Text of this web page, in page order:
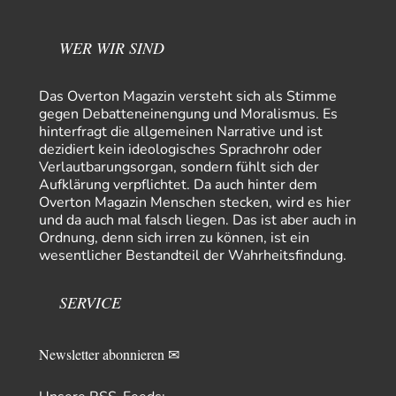
nur . Aber es ist vielleicht, wie…
Helmut Schelsky – Der Mann, der den Marxismus überlebte
> Eine schwammige Kritik, die nicht an der Theorie nachweist, dass die
fehlerhaft oder unvollständig…
Conradvor 10 Stunden zu:
Entkernen, Umfunktionieren und (feindlich) Übernehmen
Die NATO-Manöver gibt es noch. Mehr, als, zuvor, größere, nur eben jetzt
ein paar tausend…
Torstenvor 21 Stunden zu:
Urteil des Bundesverwaltungsgerichts zur ewigen
Geheimhaltung
erschafft bessere Feinde als…
"Art. 20,1 GG: „Die Bundesrepublik Deutschland ist ein demokratischer
WER WIR SIND
Das Overton Magazin versteht sich als Stimme
gegen Debatteneinengung und Moralismus. Es
hinterfragt die allgemeinen Narrative und ist
dezidiert kein ideologisches Sprachrohr oder
Verlautbarungsorgan, sondern fühlt sich der
Aufklärung verpflichtet. Da auch hinter dem
Overton Magazin Menschen stecken, wird es hier
und da auch mal falsch liegen. Das ist aber auch in
Ordnung, denn sich irren zu können, ist ein
wesentlicher Bestandteil der Wahrheitsfindung.
SERVICE
Newsletter abonnieren ✉